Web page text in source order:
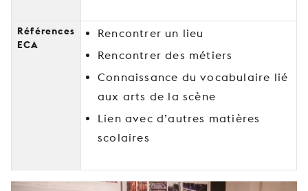
Références
ECA
Rencontrer un lieu
Rencontrer des métiers
Connaissance du vocabulaire lié
aux arts de la scène
Lien avec d’autres matières
scolaires